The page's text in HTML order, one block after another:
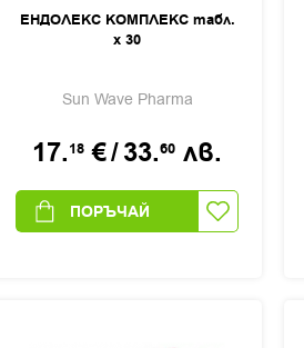
ЕНДОЛЕКС КОМПЛЕКС табл.
х 30
Sun Wave Pharma
17.18 €/33.60 лв.
ПОРЪЧАЙ